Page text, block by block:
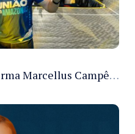
União Progressista confirma Marcellus Campêlo como candidato a deputado estadual